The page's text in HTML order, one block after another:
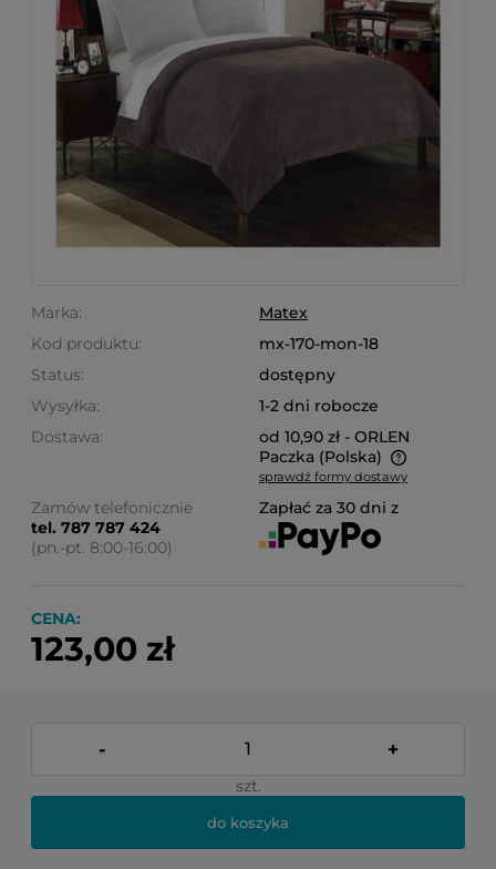
Marka:
Matex
Kod produktu:
mx-170-mon-18
Status:
dostępny
Wysyłka:
1-2 dni robocze
Dostawa:
od 10,90 zł - ORLEN
Paczka (Polska)
Cena nie zawiera ewentualnych kosztów płatności
sprawdź formy dostawy
Zamów telefonicznie
tel. 787 787 424
(pn.-pt. 8:00-16:00)
Zapłać za 30 dni z
CENA:
123,00 zł
- +
szt.
do koszyka